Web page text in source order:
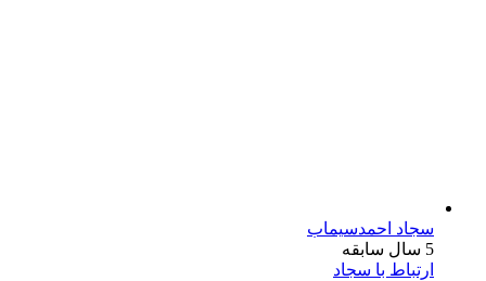
سجاد احمدسیماب
5 سال سابقه
ارتباط با سجاد